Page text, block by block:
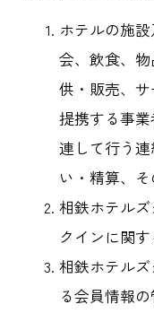
ホテルの施
会、飲食、
供・販売、サ
提携する事
連して行う
い・精算、
相鉄ホテル
クインに関
相鉄ホテル
る会員情報